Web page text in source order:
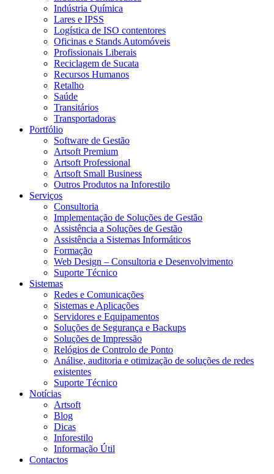
Indústria Química
Lares e IPSS
Logística de ISO contentores
Oficinas e Stands Automóveis
Profissionais Liberais
Reciclagem de Sucata
Recursos Humanos
Retalho
Saúde
Transitários
Transportadoras
Portfólio
Software de Gestão
Artsoft Premium
Artsoft Professional
Artsoft Small Business
Outros Produtos na Inforestilo
Serviços
Consultoria
Implementação de Soluções de Gestão
Assistência a Soluções de Gestão
Assistência a Sistemas Informáticos
Formação
Web Design – Consultoria e Desenvolvimento
Suporte Técnico
Sistemas
Redes e Comunicações
Sistemas e Aplicações
Servidores e Equipamentos
Soluções de Segurança e Backups
Soluções de Impressão
Relógios de Controlo de Ponto
Análise, auditoria e otimização de soluções de redes
existentes
Suporte Técnico
Notícias
Artsoft
Blog
Dicas
Inforestilo
Informação Útil
Contactos